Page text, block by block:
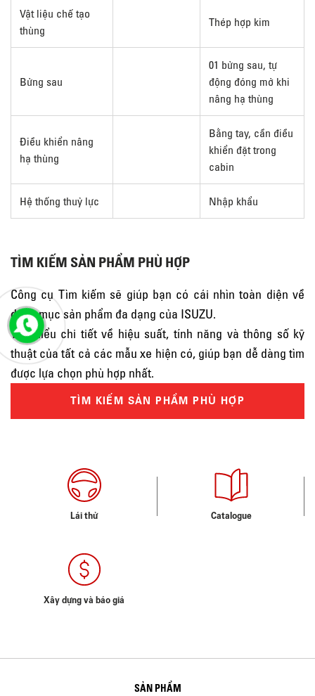
Vật liệu chế tạo
thùng
Thép hợp kim
Bửng sau
01 bửng sau, tự
động đóng mở khi
nâng hạ thùng
Điều khiển nâng
hạ thùng
Bằng tay, cần điều
khiển đặt trong
cabin
Hệ thống thuỷ lực Nhập khẩu
TÌM KIẾM SẢN PHẨM PHÙ HỢP
Công cụ Tìm kiếm sẽ giúp bạn có cái nhìn toàn diện về
danh mục sản phẩm đa dạng của ISUZU.
Tìm hiểu chi tiết về hiệu suất, tính năng và thông số kỹ
thuật của tất cả các mẫu xe hiện có, giúp bạn dễ dàng tìm
được lựa chọn phù hợp nhất.
TÌM KIẾM SẢN PHẨM PHÙ HỢP
Lái thử Catalogue
Xây dựng và báo giá
SẢN PHẨM